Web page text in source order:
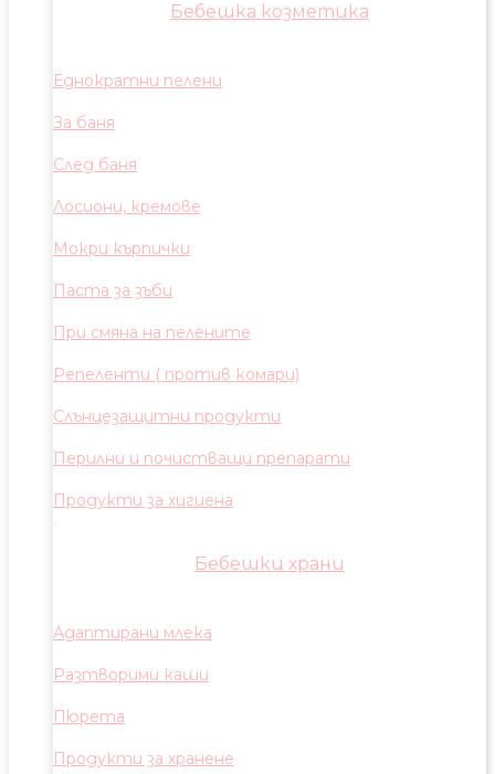
Бебешка козметика
Еднократни пелени
За баня
След баня
Лосиони, кремове
Мокри кърпички
Паста за зъби
При смяна на пелените
Репеленти ( против комари)
Слънцезащитни продукти
Перилни и почистващи препарати
Продукти за хигиена
Бебешки храни
Адаптирани млека
Разтворими каши
Пюрета
Продукти за хранене